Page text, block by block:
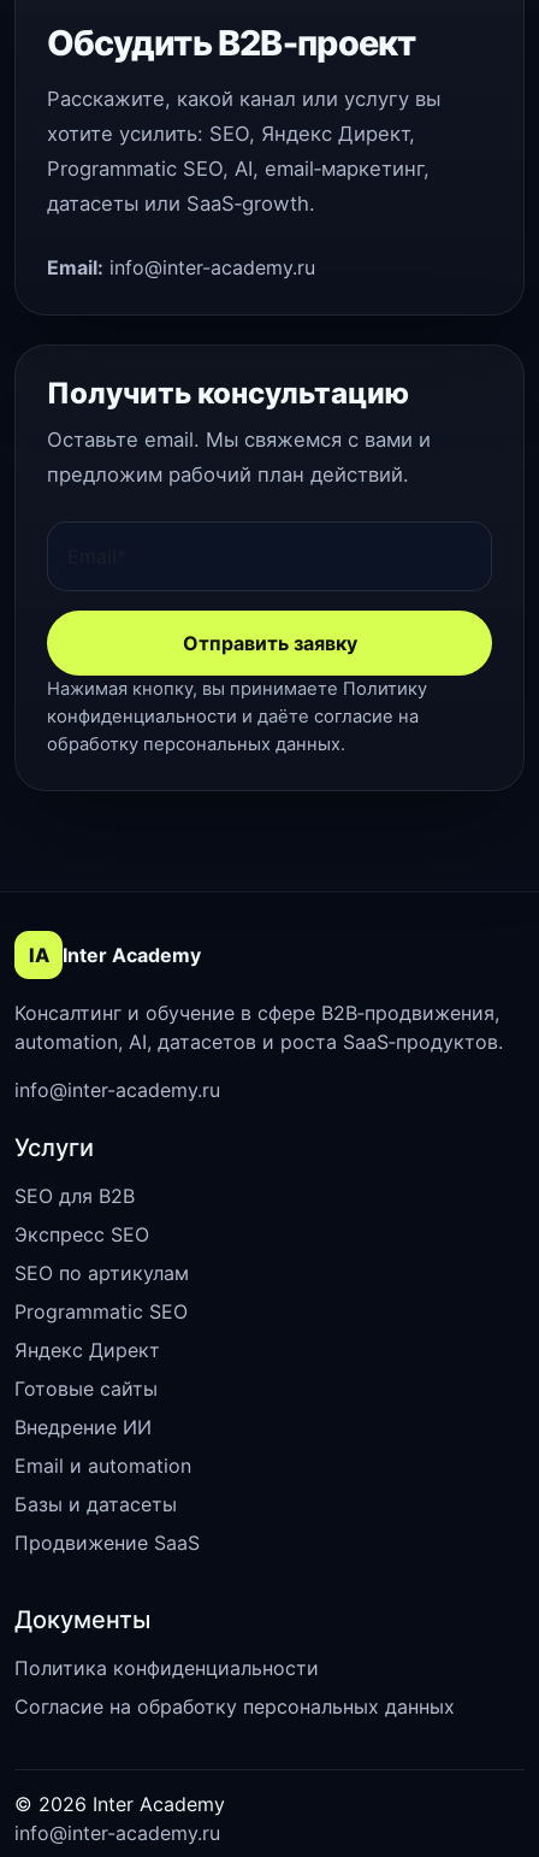
Обсудить B2B‑проект
Расскажите, какой канал или услугу вы
хотите усилить: SEO, Яндекс Директ,
Programmatic SEO, AI, email‑маркетинг,
датасеты или SaaS‑growth.
Email: info@inter-academy.ru
Получить консультацию
Оставьте email. Мы свяжемся с вами и
предложим рабочий план действий.
Отправить заявку
Нажимая кнопку, вы принимаете Политику
конфиденциальности и даёте согласие на
обработку персональных данных.
IA Inter Academy
Консалтинг и обучение в сфере B2B‑продвижения,
automation, AI, датасетов и роста SaaS‑продуктов.
info@inter-academy.ru
Услуги
SEO для B2B
Экспресс SEO
SEO по артикулам
Programmatic SEO
Яндекс Директ
Готовые сайты
Внедрение ИИ
Email и automation
Базы и датасеты
Продвижение SaaS
Документы
Политика конфиденциальности
Согласие на обработку персональных данных
© 2026 Inter Academy
info@inter-academy.ru